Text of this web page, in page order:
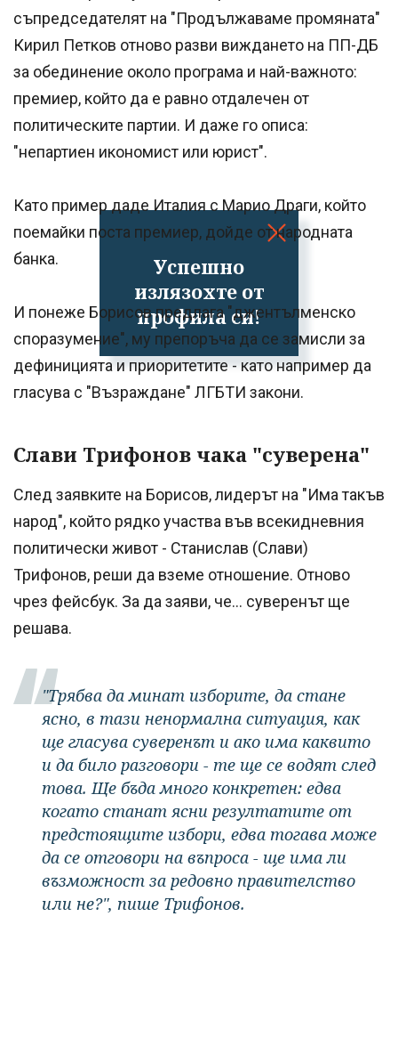
Успешно
излязохте от
профила си!
съпредседателят на "Продължаваме промяната"
Кирил Петков отново разви виждането на ПП-ДБ
за обединение около програма и най-важното:
премиер, който да е равно отдалечен от
политическите партии. И даже го описа:
"непартиен икономист или юрист".
Като пример даде Италия с Марио Драги, който
поемайки поста премиер, дойде от народната
банка.
И понеже Борисов предлага "джентълменско
споразумение", му препоръча да се замисли за
дефиницията и приоритетите - като например да
гласува с "Възраждане" ЛГБТИ закони.
Слави Трифонов чака "суверена"
След заявките на Борисов, лидерът на "Има такъв
народ", който рядко участва във всекидневния
политически живот - Станислав (Слави)
Трифонов, реши да вземе отношение. Отново
чрез фейсбук. За да заяви, че... суверенът ще
решава.
"Трябва да минат изборите, да стане
ясно, в тази ненормална ситуация, как
ще гласува суверенът и ако има каквито
и да било разговори - те ще се водят след
това. Ще бъда много конкретен: едва
когато станат ясни резултатите от
предстоящите избори, едва тогава може
да се отговори на въпроса - ще има ли
възможност за редовно правителство
или не?", пише Трифонов.